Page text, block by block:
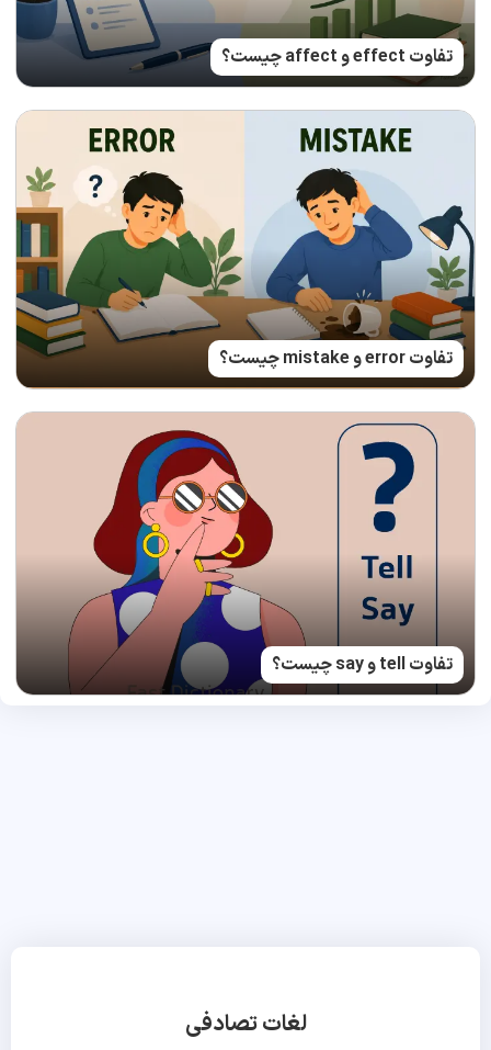
تفاوت effect و affect چیست؟
تفاوت error و mistake چیست؟
تفاوت tell و say چیست؟
لغات تصادفی